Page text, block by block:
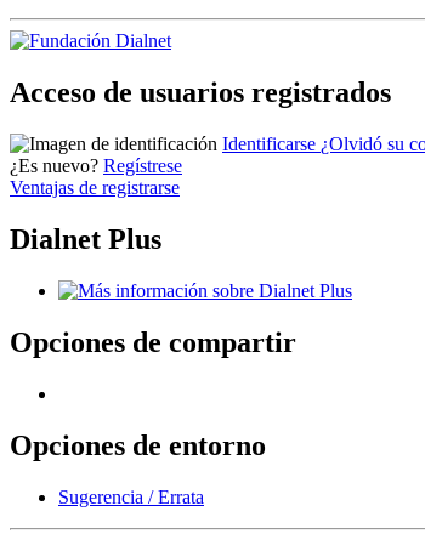
Acceso de usuarios registrados
Identificarse ¿Olvidó su
¿Es nuevo? Regístrese
Ventajas de registrarse
Dialnet Plus
Opciones de compartir
Opciones de entorno
Sugerencia / Errata